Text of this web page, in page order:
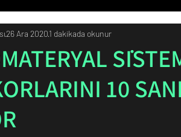
Tıp Arkeoloji
Biyoloji Günün Düşüneni
10
26 Ara 20201 dakikada okunur